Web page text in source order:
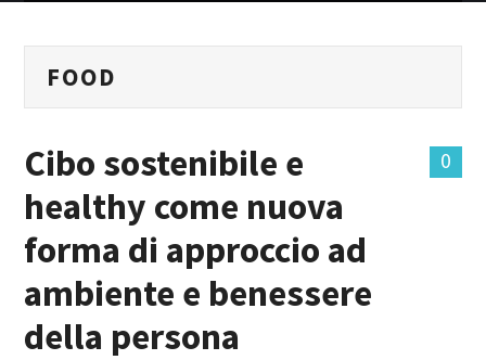
MASTER MARKETING & RETAIL
MASTER IN FOOD & BEVERAGE
GIURISTI IN AZIENDA
TUTTI
FOOD
0
Cibo sostenibile e
healthy come nuova
forma di approccio ad
ambiente e benessere
della persona